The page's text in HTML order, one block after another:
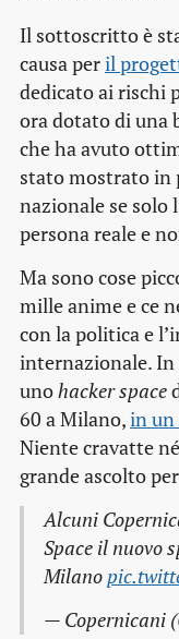
Il sottoscritto è
causa peril
dedicato ai rischi
ora dotato di una
che ha avuto
stato mostrato in
nazionale se solo
persona reale e
Ma sono cose
mille anime e ce
con la politica e
internazionale. In
unohacker space
60 a Milano,in un
Niente cravatte
grande ascolto
Alcuni
Space il nuovo
Milano
— Copernicani